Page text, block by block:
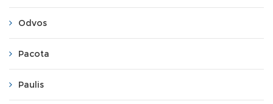
Odvos
Pacota
Paulis